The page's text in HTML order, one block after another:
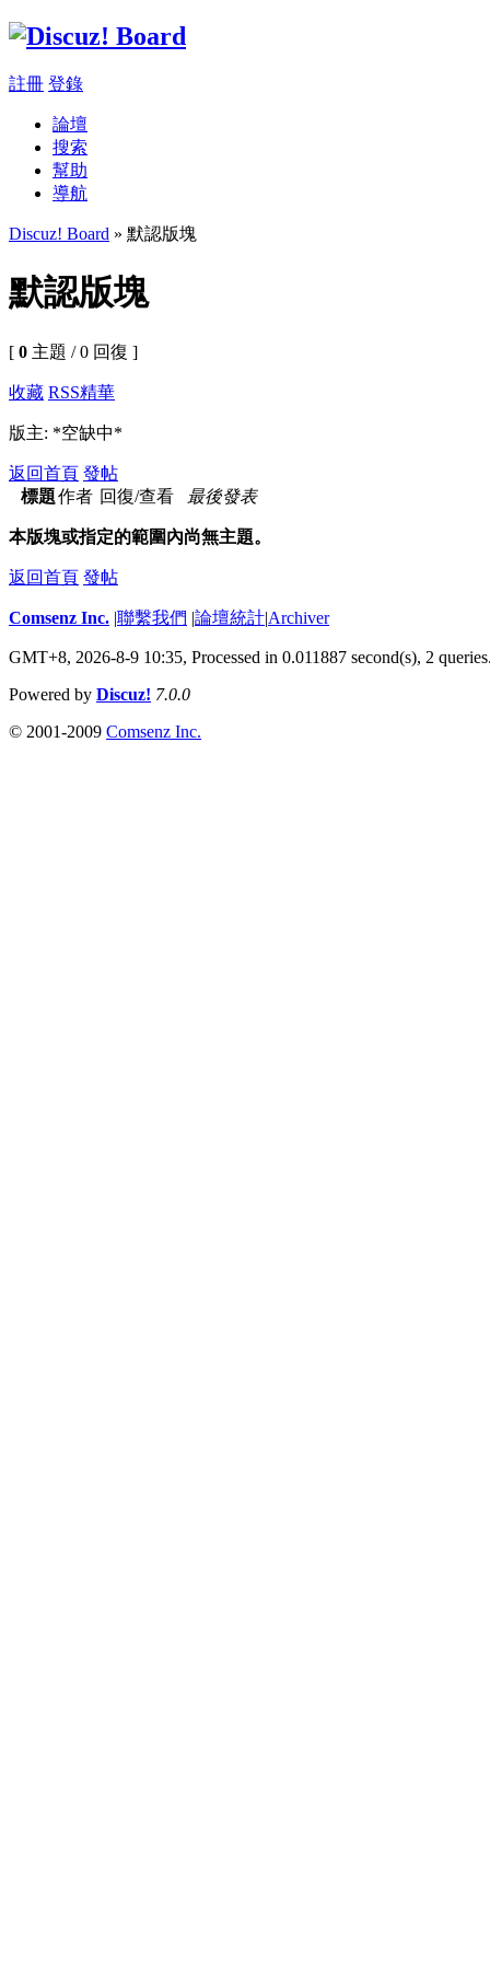
註冊 登錄
論壇
搜索
幫助
導航
Discuz! Board » 默認版塊
默認版塊
[ 0 主題 / 0 回復 ]
收藏 RSS精華
版主: *空缺中*
返回首頁 發帖
標題作者 回復/查看 最後發表
本版塊或指定的範圍內尚無主題。
返回首頁 發帖
Comsenz Inc. |聯繫我們 |論壇統計|Archiver
GMT+8, 2026-8-9 10:35, Processed in 0.011887 second(s), 2 queries
Powered by Discuz! 7.0.0
© 2001-2009 Comsenz Inc.